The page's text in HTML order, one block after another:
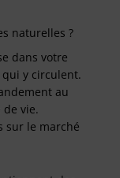
naturelles ?
dans votre
y circulent.
au
vie.
sur le marché